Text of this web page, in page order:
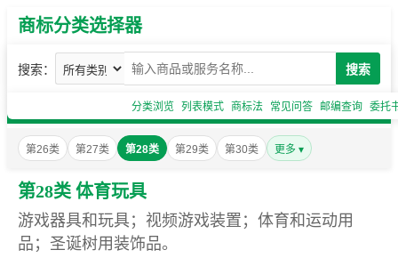
商标分类选择器
搜索： 搜索
分类浏览 列表模式 商标法 常见问答 邮编查询 委托
第26类 第27类 第28类 第29类 第30类 更多 ▾
第28类 体育玩具
游戏器具和玩具；视频游戏装置；体育和运动用
品；圣诞树用装饰品。